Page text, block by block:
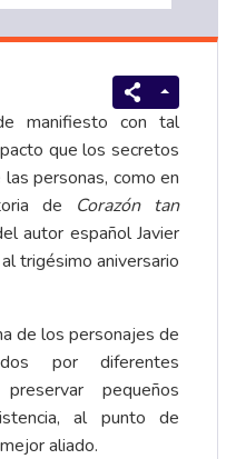
manifiesto con tal
que los secretos
personas, como en
de Corazón tan
autor español Javier
trigésimo aniversario
de los personajes de
por diferentes
pequeños
al punto de
aliado.